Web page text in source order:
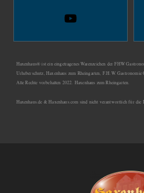
Haxenhaus® ist ein eingetragenes Warenzeichen der FHW
Urheberschutz, Haxenhaus zum Rheingarten, F.H.W. Gastronomie
Alle Rechte vorbehalten 2022. Haxenhaus zum Rheingarten.
Haxenhaus.de & Haxenhaus.com sind nicht verantwortlich für die